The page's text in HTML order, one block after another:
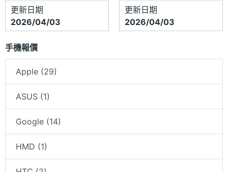
更新日期
2026/04/03
更新日期
2026/04/03
手機報價
Apple (29)
ASUS (1)
Google (14)
HMD (1)